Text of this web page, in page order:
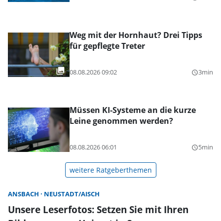
Weg mit der Hornhaut? Drei Tipps
für gepflegte Treter
08.08.2026 09:02 query_builder3min
Müssen KI-Systeme an die kurze
Leine genommen werden?
08.08.2026 06:01 query_builder5min
weitere Ratgeberthemen
ANSBACH NEUSTADT/AISCH
Unsere Leserfotos: Setzen Sie mit Ihren